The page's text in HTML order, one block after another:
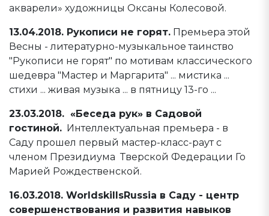
акварели» художницы Оксаны Колесовой.
13.04.2018. Рукописи не горят. Премьера этой
Весны - литературно-музыкальное таинство
"Рукописи не горят" по мотивам классического
шедевра "Мастер и Маргарита" ... мистика ...
стихи ... живая музыка ... в пятницу 13-го ...
23.03.2018. «Беседа рук» в Садовой
гостиной. Интеллектуальная премьера - в
Саду прошел первый мастер-класс-раут с
членом Президиума Тверской Федерации Го
Марией Рождественской.
16.03.2018. WorldskillsRussia в Саду - центр
совершенствования и развития навыков